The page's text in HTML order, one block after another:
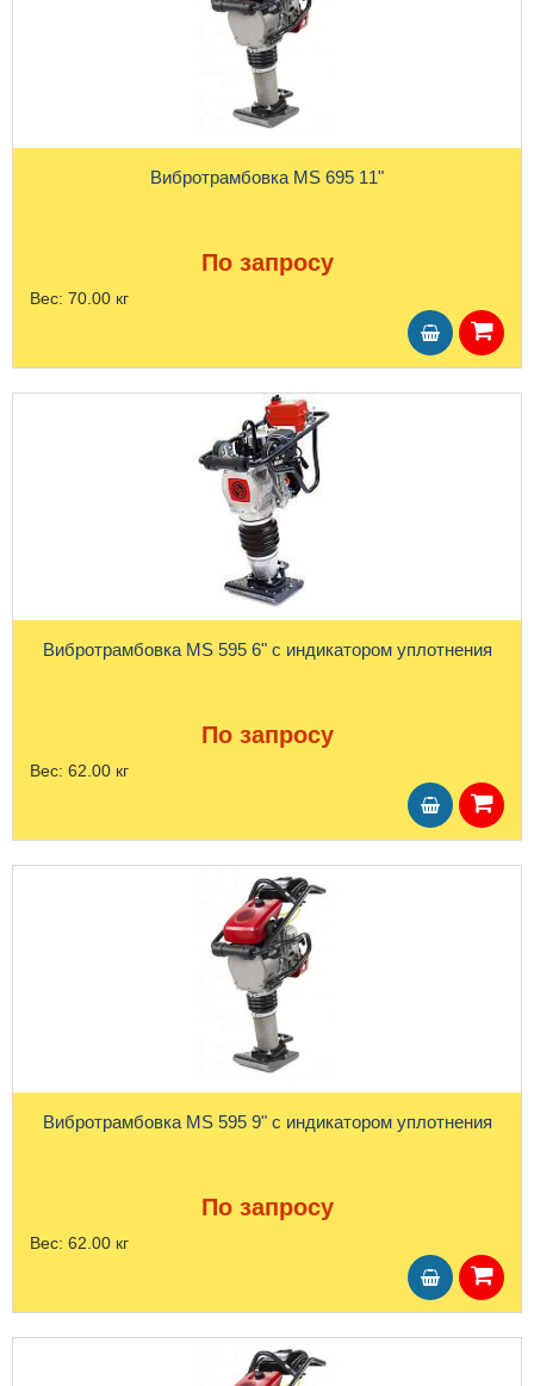
Вибротрамбовка MS 695 11"
По запросу
Вес: 70.00 кг
Вибротрамбовка MS 595 6" с индикатором уплотнения
По запросу
Вес: 62.00 кг
Вибротрамбовка MS 595 9" с индикатором уплотнения
По запросу
Вес: 62.00 кг